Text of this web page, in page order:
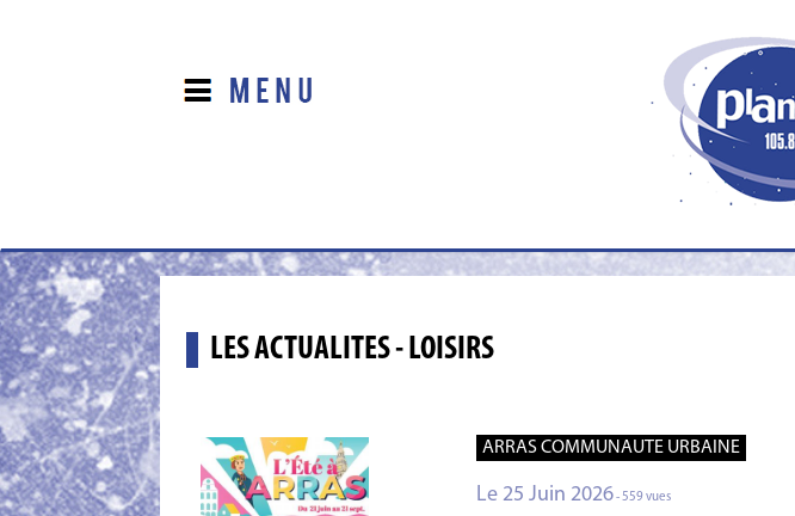
LES ACTUALITES - LOISIRS
ARRAS COMMUNAUTE URBAINE
Le 25 Juin 2026- 559 vues